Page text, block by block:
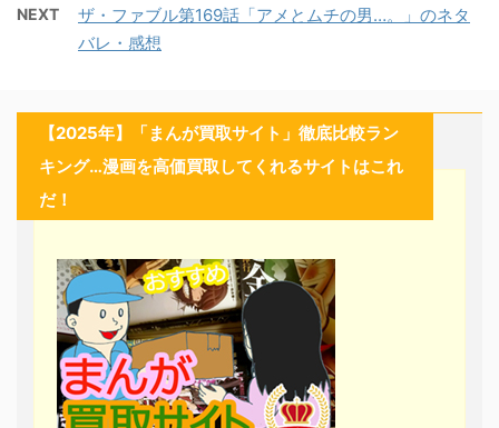
NEXT
ザ・ファブル第169話「アメとムチの男…。」のネタ
バレ・感想
【2025年】「まんが買取サイト」徹底比較ラン
キング…漫画を高価買取してくれるサイトはこれ
だ！